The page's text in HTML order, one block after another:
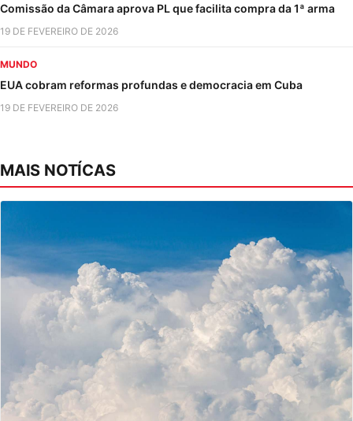
Comissão da Câmara aprova PL que facilita compra da 1ª arma
19 DE FEVEREIRO DE 2026
MUNDO
EUA cobram reformas profundas e democracia em Cuba
19 DE FEVEREIRO DE 2026
MAIS NOTÍCAS